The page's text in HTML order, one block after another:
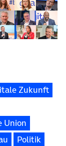
Zukunft
Union
Politik